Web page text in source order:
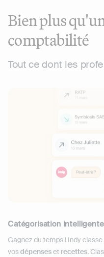
Bien plus
comptabilité
Tout ce dont les
Catégorisation
Gagnez du temps ! Indy
vosdépenseset recettes.